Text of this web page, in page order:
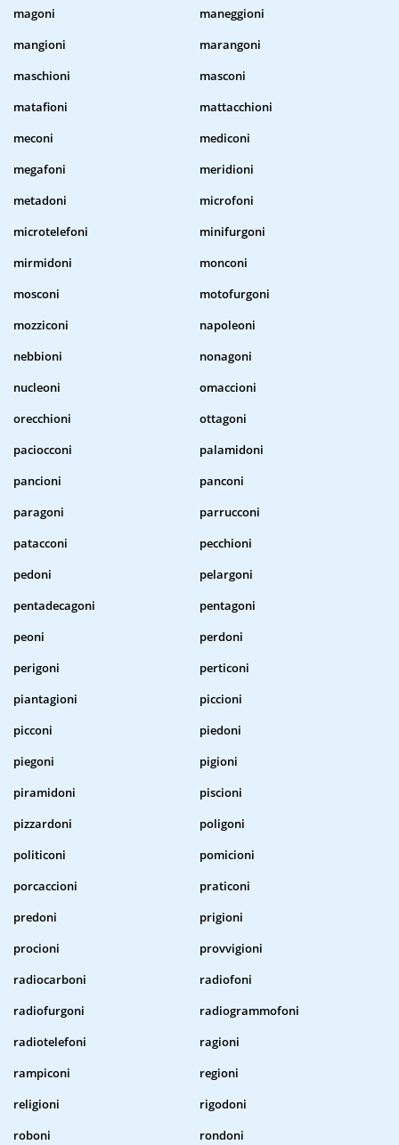
magoni
maneggioni
mangioni
marangoni
maschioni
masconi
matafioni
mattacchioni
meconi
mediconi
megafoni
meridioni
metadoni
microfoni
microtelefoni
minifurgoni
mirmidoni
monconi
mosconi
motofurgoni
mozziconi
napoleoni
nebbioni
nonagoni
nucleoni
omaccioni
orecchioni
ottagoni
paciocconi
palamidoni
pancioni
panconi
paragoni
parrucconi
patacconi
pecchioni
pedoni
pelargoni
pentadecagoni
pentagoni
peoni
perdoni
perigoni
perticoni
piantagioni
piccioni
picconi
piedoni
piegoni
pigioni
piramidoni
piscioni
pizzardoni
poligoni
politiconi
pomicioni
porcaccioni
praticoni
predoni
prigioni
procioni
provvigioni
radiocarboni
radiofoni
radiofurgoni
radiogrammofoni
radiotelefoni
ragioni
rampiconi
regioni
religioni
rigodoni
roboni
rondoni